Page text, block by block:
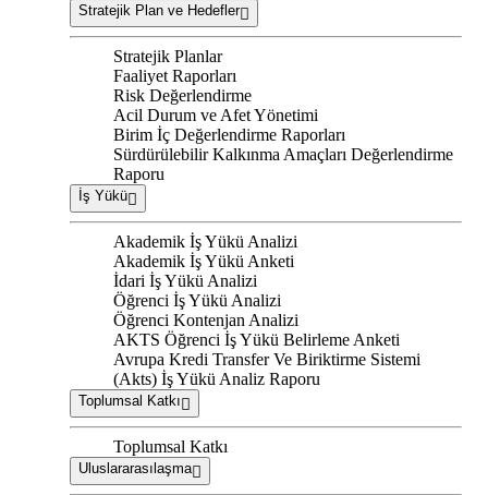
Stratejik Plan ve Hedefler
Stratejik Planlar
Faaliyet Raporları
Risk Değerlendirme
Acil Durum ve Afet Yönetimi
Birim İç Değerlendirme Raporları
Sürdürülebilir Kalkınma Amaçları Değerlendirme
Raporu
İş Yükü
Akademik İş Yükü Analizi
Akademik İş Yükü Anketi
İdari İş Yükü Analizi
Öğrenci İş Yükü Analizi
Öğrenci Kontenjan Analizi
AKTS Öğrenci İş Yükü Belirleme Anketi
Avrupa Kredi Transfer Ve Biriktirme Sistemi
(Akts) İş Yükü Analiz Raporu
Toplumsal Katkı
Toplumsal Katkı
Uluslararasılaşma